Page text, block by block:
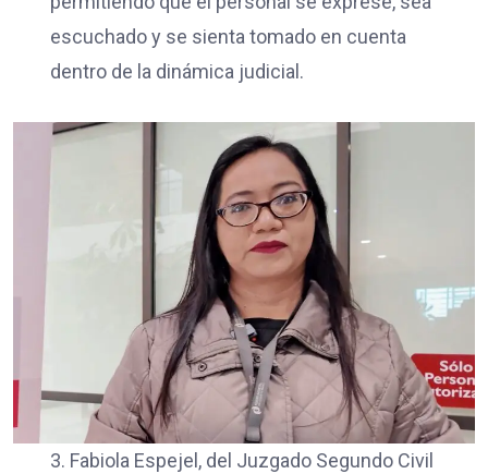
escuchado y se sienta tomado en cuenta
dentro de la dinámica judicial.
3. Fabiola Espejel, del Juzgado Segundo Civil